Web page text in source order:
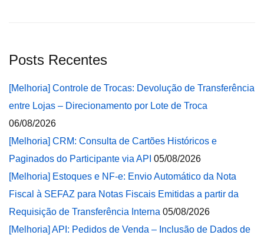
Posts Recentes
[Melhoria] Controle de Trocas: Devolução de Transferência
entre Lojas – Direcionamento por Lote de Troca
06/08/2026
[Melhoria] CRM: Consulta de Cartões Históricos e
Paginados do Participante via API 05/08/2026
[Melhoria] Estoques e NF-e: Envio Automático da Nota
Fiscal à SEFAZ para Notas Fiscais Emitidas a partir da
Requisição de Transferência Interna 05/08/2026
[Melhoria] API: Pedidos de Venda – Inclusão de Dados de